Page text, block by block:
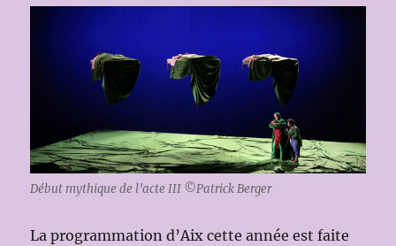
Début mythique de l’acte III ©Patrick Berger
La programmation d’Aix cette année est faite